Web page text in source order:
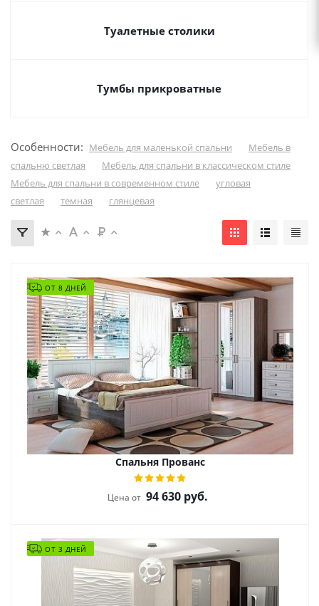
Туалетные столики
Тумбы прикроватные
Особенности: Мебель для маленькой спальни
Мебель в
спальню светлая
Мебель для спальни в классическом стиле
Мебель для спальни в современном стиле
угловая
светлая
темная глянцевая
ОТ 8 ДНЕЙ
Спальня Прованс
Цена от 94 630 руб.
ОТ 3 ДНЕЙ